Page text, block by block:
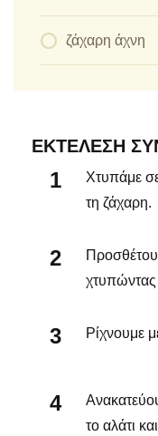
ζάχαρη άχνη
ΕΚΤΈΛΕΣΗ
Χτυπάμε
τη ζάχαρη.
Ρίχνουμε
το αλάτι